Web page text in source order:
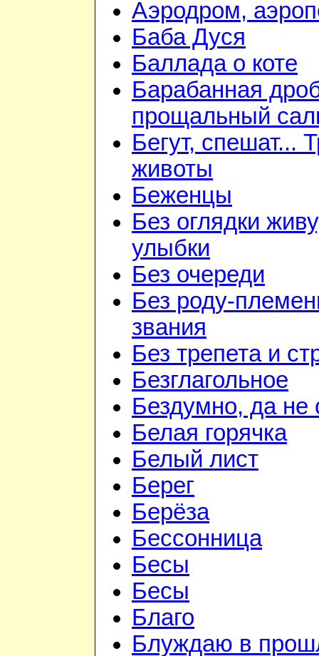
Аэродром,
Баба Дуся
Баллада о коте
Барабанная
прощальный
Бегут, спешат...
животы
Беженцы
Без оглядки
улыбки
Без очереди
Без роду-
звания
Без трепета и
Безглагольное
Бездумно, да не
Белая горячка
Белый лист
Берег
Берёза
Бессонница
Бесы
Бесы
Благо
Блуждаю в